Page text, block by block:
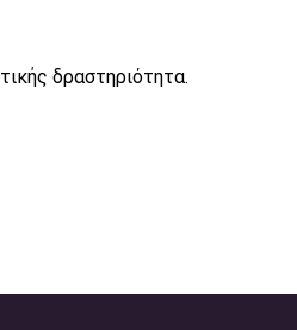
δραστηριότητα.